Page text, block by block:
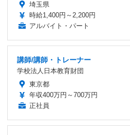
埼玉県
時給1,400円～2,200円
アルバイト・パート
講師/講師・トレーナー
学校法人日本教育財団
東京都
年収400万円～700万円
正社員